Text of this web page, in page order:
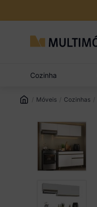
Cozinha
Móveis Cozinhas